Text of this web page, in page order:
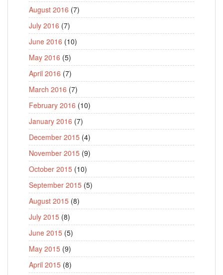
August 2016 (7)
July 2016 (7)
June 2016 (10)
May 2016 (5)
April 2016 (7)
March 2016 (7)
February 2016 (10)
January 2016 (7)
December 2015 (4)
November 2015 (9)
October 2015 (10)
September 2015 (5)
August 2015 (8)
July 2015 (8)
June 2015 (5)
May 2015 (9)
April 2015 (8)